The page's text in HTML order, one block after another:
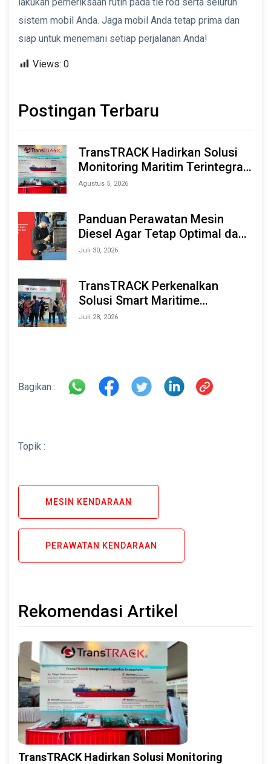
sistem mobil Anda. Jaga mobil Anda tetap prima dan
siap untuk menemani setiap perjalanan Anda!
Views: 0
Postingan Terbaru
TransTRACK Hadirkan Solusi
Monitoring Maritim Terintegrasi
Berbasis AI & IoT di Indonesia
Agustus 5, 2026
Panduan Perawatan Mesin
Diesel Agar Tetap Optimal dan
Tahan Lama
Juli 30, 2026
TransTRACK Perkenalkan
Solusi Smart Maritime
Monitoring Berbasis AI dan IoT
Juli 28, 2026
Bagikan :
Topik :
MESIN KENDARAAN
PERAWATAN KENDARAAN
Rekomendasi Artikel
TransTRACK Hadirkan Solusi Monitoring